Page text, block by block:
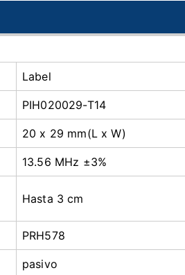
Label
PIH020029-T14
20 x 29 mm(L x W)
13.56 MHz ±3%
Hasta 3 cm
PRH578
pasivo